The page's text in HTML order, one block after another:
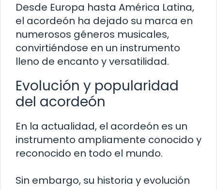
Desde Europa hasta América Latina,
el acordeón ha dejado su marca en
numerosos géneros musicales,
convirtiéndose en un instrumento
lleno de encanto y versatilidad.
Evolución y popularidad
del acordeón
En la actualidad, el acordeón es un
instrumento ampliamente conocido y
reconocido en todo el mundo.
Sin embargo, su historia y evolución